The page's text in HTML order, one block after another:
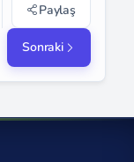
Paylaş
Sonraki